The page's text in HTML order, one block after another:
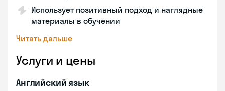
Использует позитивный подход и наглядные
материалы в обучении
Читать дальше
Услуги и цены
Английский язык